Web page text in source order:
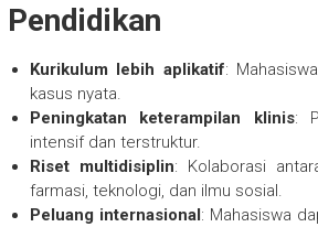
Pendidikan
Kurikulum lebih aplikatif:
kasus nyata.
Peningkatan keterampilan klinis:
intensif dan terstruktur.
Riset multidisiplin: Kolaborasi
farmasi, teknologi, dan ilmu sosial.
Peluang internasional: Mahasiswa